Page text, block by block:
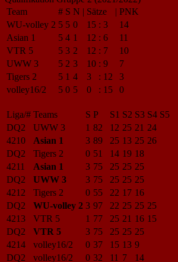
Team
# S N | Sätze | PNK
WU-volley 2 5 5 0 15 : 3
14
Asian 1
5 4 1 12 : 6
11
VTR 5
5 3 2 12 : 7
10
UWW 3
5 2 3 10 : 9
7
Tigers 2
5 1 4 3 : 12
3
volley16/2
5 0 5 0 : 15 0
Liga/# Teams S P S1 S2 S3 S4 S5
DQ2
UWW 3 1 82 12 25 21 24
4210
Asian 1 3 89 25 13 25 26
DQ2
Tigers 2 0 51 14 19 18
4211
Asian 1 3 75 25 25 25
DQ2
UWW 3 3 75 25 25 25
4212
Tigers 2 0 55 22 17 16
DQ2
WU-volley 2 3 97 22 25 25 25
4213
VTR 5 1 77 25 21 16 15
DQ2
VTR 5 3 75 25 25 25
4214
volley16/2 0 37 15 13 9
DQ2
volley16/2 0 32 11 7
14